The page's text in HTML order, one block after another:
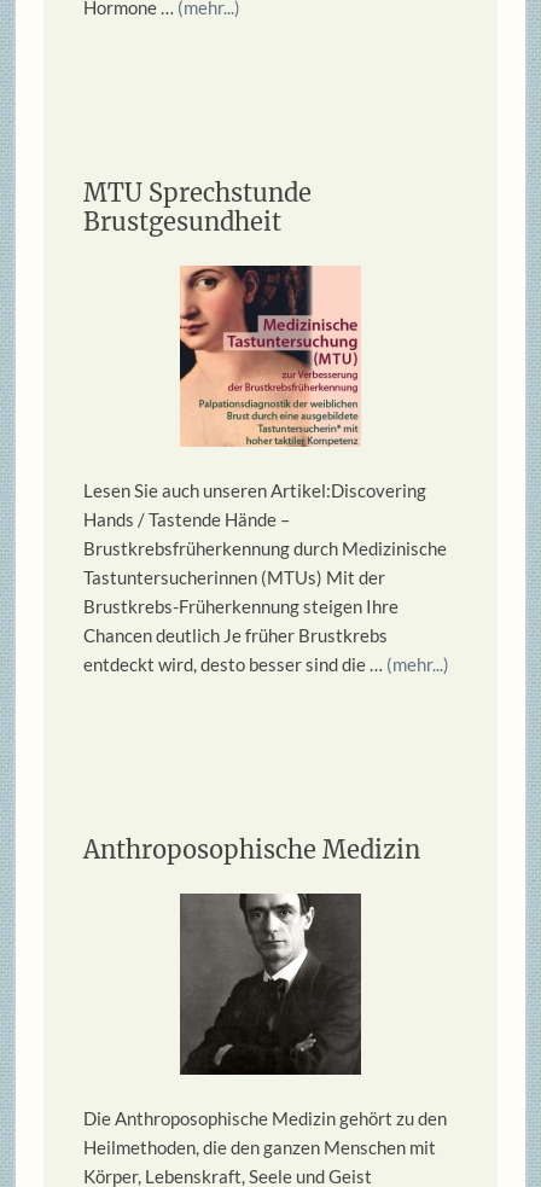
Hormone … (mehr...)
MTU Sprechstunde
Brustgesundheit
Lesen Sie auch unseren Artikel:Discovering
Hands / Tastende Hände –
Brustkrebsfrüherkennung durch Medizinische
Tastuntersucherinnen (MTUs) Mit der
Brustkrebs-Früherkennung steigen Ihre
Chancen deutlich Je früher Brustkrebs
entdeckt wird, desto besser sind die … (mehr...)
Anthroposophische Medizin
Die Anthroposophische Medizin gehört zu den
Heilmethoden, die den ganzen Menschen mit
Körper, Lebenskraft, Seele und Geist